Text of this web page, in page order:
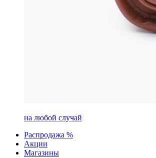
на любой случай
Распродажа %
Акции
Магазины